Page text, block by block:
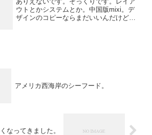
ウトとかシステムとか。中国版mixi。デ
ザインのコピーならまだいいんだけど、
アメリカ西海岸のシーフード。
なってきました。